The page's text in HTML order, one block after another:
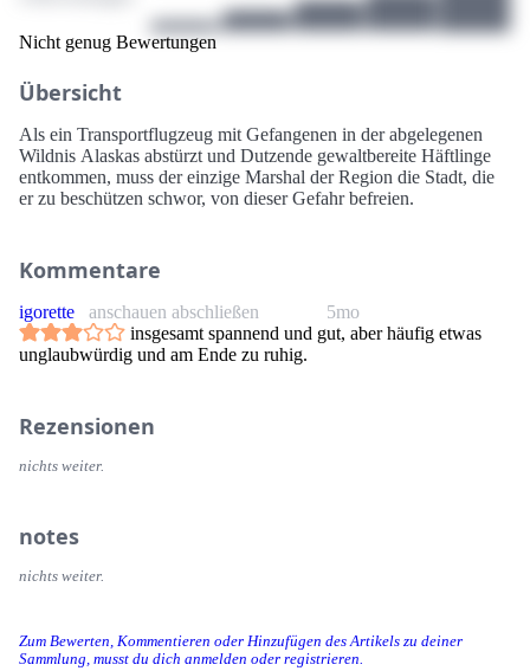
Zum Bewerten, Kommentieren oder Hinzufügen des Artikels zu deiner
Sammlung, musst du dich anmelden oder registrieren.
Nicht genug Bewertungen
Übersicht
Als ein Transportflugzeug mit Gefangenen in der abgelegenen
Wildnis Alaskas abstürzt und Dutzende gewaltbereite Häftlinge
entkommen, muss der einzige Marshal der Region die Stadt, die
er zu beschützen schwor, von dieser Gefahr befreien.
Kommentare
5mo
igorette
anschauen abschließen
insgesamt spannend und gut, aber häufig etwas
unglaubwürdig und am Ende zu ruhig.
Rezensionen
nichts weiter.
notes
nichts weiter.